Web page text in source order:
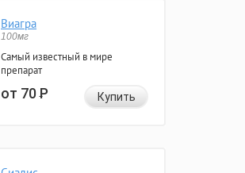
Виагра
100мг
Самый известный в мире
препарат
от 70Р Купить